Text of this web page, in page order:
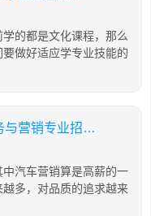
的都是文化课程，那么
做好适应学专业技能的
贵州省机械工业学校汽车技术服务与营销专业招生简介
汽车营销算是高薪的一
多，对品质的追求越来